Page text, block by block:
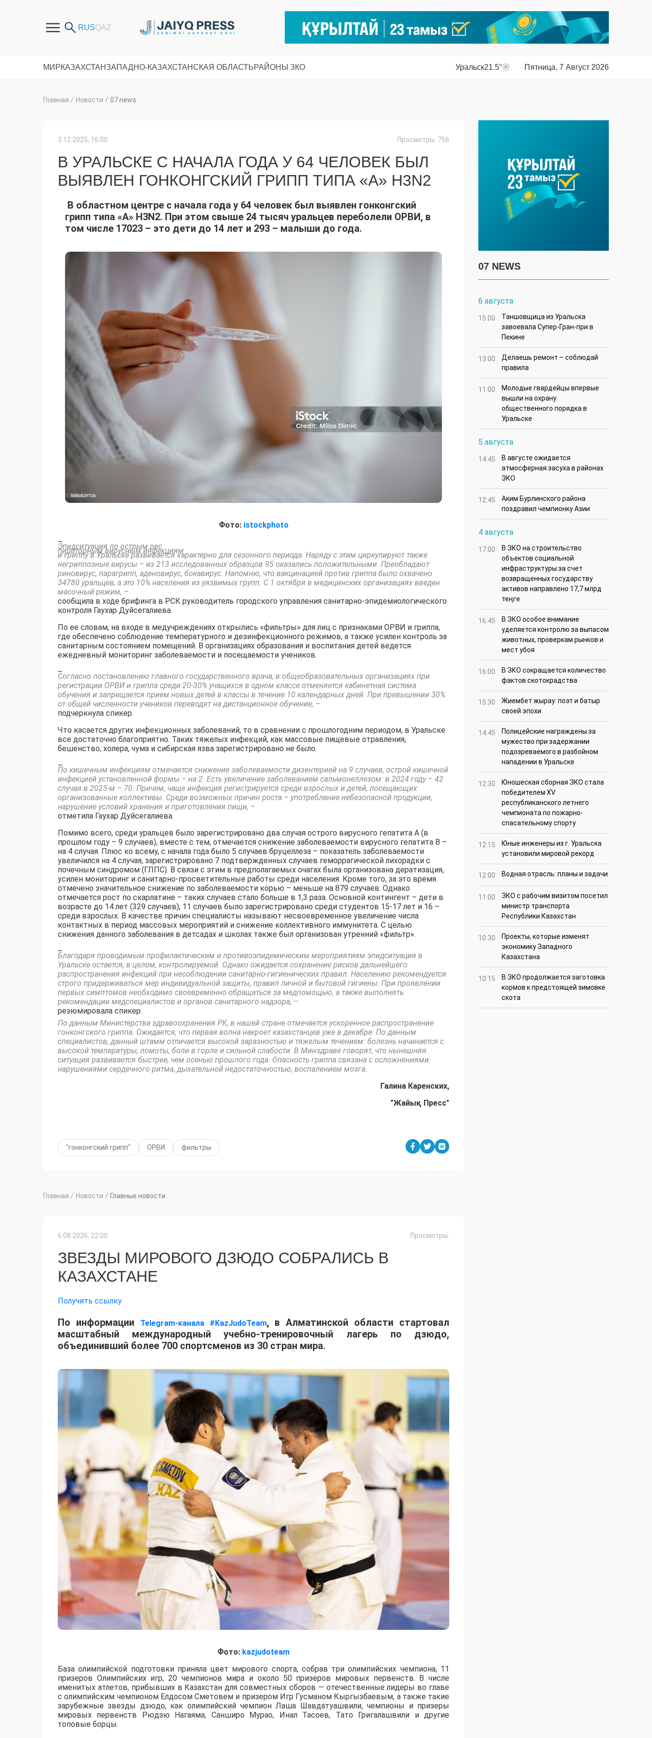
МИРКАЗАХСТАНЗАПАДНО-КАЗАХСТАНСКАЯ ОБЛАСТЬРАЙОНЫ ЗКО Уральск21.5° Пятница, 7 Август 2026
Главная / Новости / 07 news
3.12.2025, 16:00 Просмотры: 756
В УРАЛЬСКЕ С НАЧАЛА ГОДА У 64 ЧЕЛОВЕК БЫЛ
ВЫЯВЛЕН ГОНКОНГСКИЙ ГРИПП ТИПА «А» H3N2
В областном центре с начала года у 64 человек был выявлен гонконгский
грипп типа «А» H3N2. При этом свыше 24 тысяч уральцев переболели ОРВИ, в
том числе 17023 – это дети до 14 лет и 293 – малыши до года.
Фото:istockphoto
–
Эпидситуация по острым рес
пираторным вирусным инфекциям
и гриппу в Уральске развивается характерно для сезонного периода. Наряду с этим циркулируют также
негриппозные вирусы – из 213 исследованных образцов 95 оказались положительными. Преобладают
риновирус, парагрипп, аденовирус, бокавирус. Напомню, что вакцинацией против гриппа было охвачено
34780 уральцев, а это 10% населения из уязвимых групп. С 1 октября в медицинских организациях введен
масочный режим, –
сообщила в ходе брифинга в РСК руководитель городского управления санитарно-эпидемиологического
контроля Гаухар Дуйсегалиева.
По ее словам, на входе в медучреждениях открылись «фильтры» для лиц с признаками ОРВИ и гриппа,
где обеспечено соблюдение температурного и дезинфекционного режимов, а также усилен контроль за
санитарным состоянием помещений. В организациях образования и воспитания детей ведется
ежедневный мониторинг заболеваемости и посещаемости учеников.
–
Согласно постановлению главного государственного врача, в общеобразовательных организациях при
регистрации ОРВИ и гриппа среди 20-30% учащихся в одном классе отменяется кабинетная система
обучения и запрещается прием новых детей в классы в течение 10 календарных дней. При превышении 30%
от общей численности учеников переводят на дистанционное обучение, –
подчеркнула спикер.
Что касается других инфекционных заболеваний, то в сравнении с прошлогодним периодом, в Уральске
все достаточно благоприятно. Таких тяжелых инфекций, как массовые пищевые отравления,
бешенство, холера, чума и сибирская язва зарегистрировано не было.
–
По кишечным инфекциям отмечается снижение заболеваемости дизентерией на 9 случаев, острой кишечной
инфекцией установленной формы – на 2. Есть увеличение заболеванием сальмонеллезом: в 2024 году – 42
случая в 2025-м – 70. Причем, чаще инфекция регистрируется среди взрослых и детей, посещающих
организованные коллективы. Среди возможных причин роста – употребление небезопасной продукции,
нарушение условий хранения и приготовления пищи, –
отметила Гаухар Дуйсегалиева.
Помимо всего, среди уральцев было зарегистрировано два случая острого вирусного гепатита А (в
прошлом году – 9 случаев), вместе с тем, отмечается снижение заболеваемости вирусного гепатита В –
на 4 случая. Плюс ко всему, с начала года было 5 случаев бруцеллеза – показатель заболеваемости
увеличился на 4 случая, зарегистрировано 7 подтвержденных случаев геморрагической лихорадки с
почечным синдромом (ГЛПС). В связи с этим в предполагаемых очагах была организована дератизация,
усилен мониторинг и санитарно-просветительные работы среди населения. Кроме того, за это время
отмечено значительное снижение по заболеваемости корью – меньше на 879 случаев. Однако
отмечается рост по скарлатине – таких случаев стало больше в 1,3 раза. Основной контингент – дети в
возрасте до 14 лет (329 случаев), 11 случаев было зарегистрировано среди студентов 15-17 лет и 16 –
среди взрослых. В качестве причин специалисты называют несвоевременное увеличение числа
контактных в период массовых мероприятий и снижение коллективного иммунитета. С целью
снижения данного заболевания в детсадах и школах также был организован утренний «фильтр».
–
Благодаря проводимым профилактическим и противоэпидемическим мероприятиям эпидситуация в
Уральске остается, в целом, контролируемой. Однако ожидается сохранение рисков дальнейшего
распространения инфекций при несоблюдении санитарно-гигиенических правил. Населению рекомендуется
строго придерживаться мер индивидуальной защиты, правил личной и бытовой гигиены. При проявлении
первых симптомов необходимо своевременно обращаться за медпомощью, а также выполнять
рекомендации медспециалистов и органов санитарного надзора, –
резюмировала спикер.
По данным Министерства здравоохранения РК, в нашей стране отмечается ускоренное распространение
гонконгского гриппа. Ожидается, что первая волна накроет казахстанцев уже в декабре. По данным
специалистов, данный штамм отличается высокой заразностью и тяжелым течением: болезнь начинается с
высокой температуры, ломоты, боли в горле и сильной слабости. В Минздраве говорят, что нынешняя
ситуация развивается быстрее, чем осенью прошлого года. Опасность гриппа связана с осложнениями:
нарушениями сердечного ритма, дыхательной недостаточностью, воспалением мозга.
Галина Каренских,
"Жайық Пресс"
"гонконгский грипп" ОРВИ фильтры
Главная / Новости / Главные новости
6.08.2026, 22:00 Просмотры:
ЗВЕЗДЫ МИРОВОГО ДЗЮДО СОБРАЛИСЬ В
КАЗАХСТАНЕ
Получить ссылку
По информации Telegram-канала #KazJudoTeam, в Алматинской области стартовал
масштабный международный учебно-тренировочный лагерь по дзюдо,
объединивший более 700 спортсменов из 30 стран мира.
Фото: kazjudoteam
База олимпийской подготовки приняла цвет мирового спорта, собрав три олимпийских чемпиона, 11
призеров Олимпийских игр, 20 чемпионов мира и около 50 призеров мировых первенств. В числе
именитых атлетов, прибывших в Казахстан для совместных сборов — отечественные лидеры во главе
с олимпийским чемпионом Елдосом Сметовем и призером Игр Гусманом Кыргызбаевым, а также такие
зарубежные звезды дзюдо, как олимпийский чемпион Лаша Шавдатуашвили, чемпионы и призеры
мировых первенств Рюдзю Нагаяма, Санширо Мурао, Инал Тасоев, Тато Григалашвили и другие
топовые борцы.
07 NEWS
6 августа
15:00
Таншовщица из Уральска
завоевала Супер-Гран-при в
Пекине
13:00
Делаешь ремонт – соблюдай
правила
11:00
Молодые гвардейцы впервые
вышли на охрану
общественного порядка в
Уральске
5 августа
14:45
В августе ожидается
атмосферная засуха в районах
ЗКО
12:45
Аким Бурлинского района
поздравил чемпионку Азии
4 августа
17:00
В ЗКО на строительство
объектов социальной
инфраструктуры за счет
возвращенных государству
активов направлено 17,7 млрд
теңге
16:45
В ЗКО особое внимание
уделяется контролю за выпасом
животных, проверкам рынков и
мест убоя
16:00
В ЗКО сокращается количество
фактов скотокрадства
15:30
Жиембет жырау: поэт и батыр
своей эпохи
14:45
Полицейские награждены за
мужество при задержании
подозреваемого в разбойном
нападении в Уральске
12:30
Юношеская сборная ЗКО стала
победителем XV
республиканского летнего
чемпионата по пожарно-
спасательному спорту
12:15
Юные инженеры из г. Уральска
установили мировой рекорд
12:00 Водная отрасль: планы и задачи
11:00
ЗКО с рабочим визитом посетил
министр транспорта
Республики Казахстан
10:30
Проекты, которые изменят
экономику Западного
Казахстана
10:15
В ЗКО продолжается заготовка
кормов к предстоящей зимовке
скота